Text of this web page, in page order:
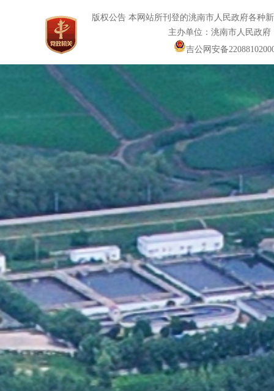
版权公告 本网站所刊登的洮南市人民政府各种
主办单位：洮南市人民政
吉公网安备